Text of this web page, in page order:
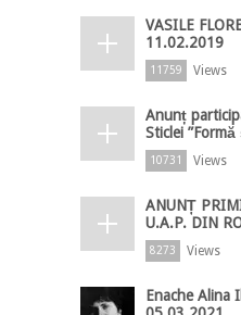
VASILE
11.02.2019
11759 Views
Anunț
Sticlei
10731 Views
ANUNȚ
U.A.P. DIN
8273 Views
Enache Alina